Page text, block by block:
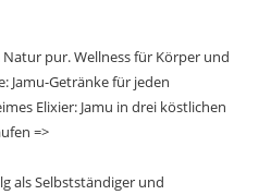
Natur pur. Wellness für Körper und
Jamu-Getränke für jeden
Elixier: Jamu in drei köstlichen
=>
als Selbstständiger und